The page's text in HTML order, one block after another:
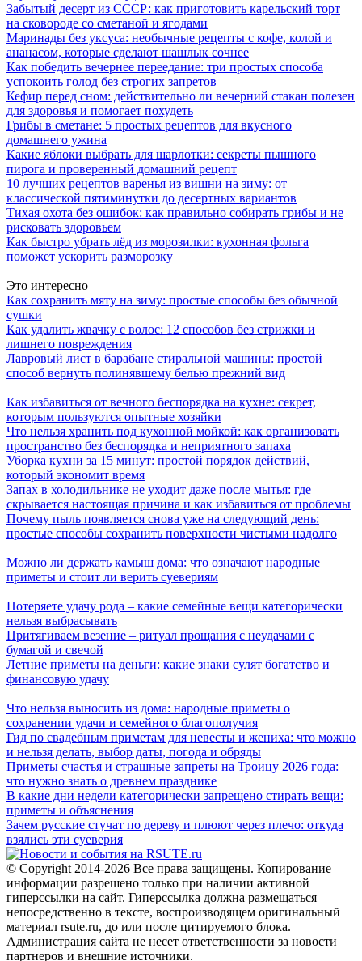
Забытый десерт из СССР: как приготовить карельский торт
на сковороде со сметаной и ягодами
Маринады без уксуса: необычные рецепты с кофе, колой и
ананасом, которые сделают шашлык сочнее
Как победить вечернее переедание: три простых способа
успокоить голод без строгих запретов
Кефир перед сном: действительно ли вечерний стакан полезен
для здоровья и помогает похудеть
Грибы в сметане: 5 простых рецептов для вкусного
домашнего ужина
Какие яблоки выбрать для шарлотки: секреты пышного
пирога и проверенный домашний рецепт
10 лучших рецептов варенья из вишни на зиму: от
классической пятиминутки до десертных вариантов
Тихая охота без ошибок: как правильно собирать грибы и не
рисковать здоровьем
Как быстро убрать лёд из морозилки: кухонная фольга
поможет ускорить разморозку
Это интересно
Как сохранить мяту на зиму: простые способы без обычной
сушки
Как удалить жвачку с волос: 12 способов без стрижки и
лишнего повреждения
Лавровый лист в барабане стиральной машины: простой
способ вернуть полинявшему белью прежний вид
Как избавиться от вечного беспорядка на кухне: секрет,
которым пользуются опытные хозяйки
Что нельзя хранить под кухонной мойкой: как организовать
пространство без беспорядка и неприятного запаха
Уборка кухни за 15 минут: простой порядок действий,
который экономит время
Запах в холодильнике не уходит даже после мытья: где
скрывается настоящая причина и как избавиться от проблемы
Почему пыль появляется снова уже на следующий день:
простые способы сохранить поверхности чистыми надолго
Можно ли держать камыш дома: что означают народные
приметы и стоит ли верить суевериям
Потеряете удачу рода – какие семейные вещи категорически
нельзя выбрасывать
Притягиваем везение – ритуал прощания с неудачами с
бумагой и свечой
Летние приметы на деньги: какие знаки сулят богатство и
финансовую удачу
Что нельзя выносить из дома: народные приметы о
сохранении удачи и семейного благополучия
Гид по свадебным приметам для невесты и жениха: что можно
и нельзя делать, выбор даты, погода и обряды
Приметы счастья и страшные запреты на Троицу 2026 года:
что нужно знать о древнем празднике
В какие дни недели категорически запрещено стирать вещи:
приметы и объяснения
Зачем русские стучат по дереву и плюют через плечо: откуда
взялись эти суеверия
© Copyright 2014-2026 Все права защищены. Копирование
информации разрешено только при наличии активной
гиперссылки на сайт. Гиперссылка должна размещаться
непосредственно в тексте, воспроизводящем оригинальный
материал rsute.ru, до или после цитируемого блока.
Администрация сайта не несет ответственности за новости
партнеров и внешние источники.